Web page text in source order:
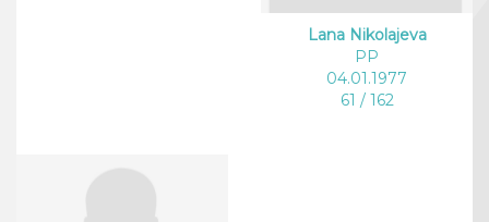
Lana Nikolajeva
PP
04.01.1977
61 / 162